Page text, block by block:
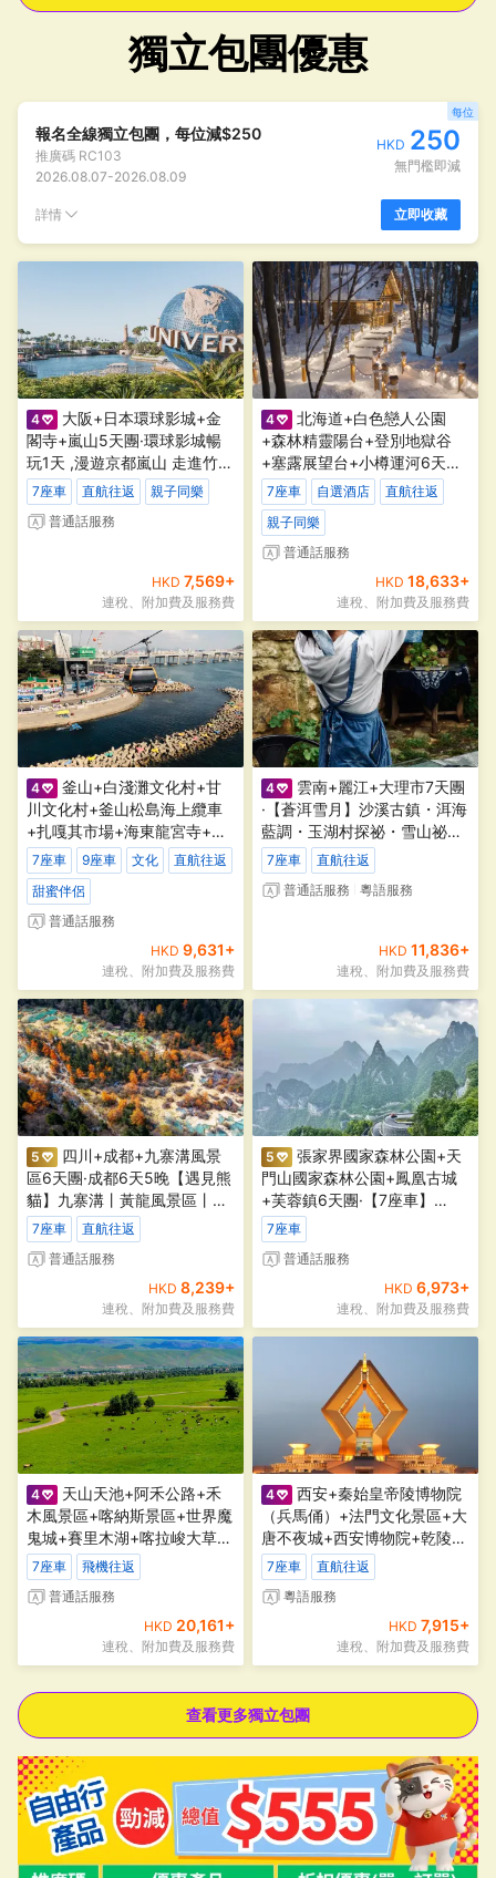
獨立包團優惠
報名全線獨立包團，每位減$250
推廣碼 RC103
2026.08.07-2026.08.09
HKD 250
無門檻即減
每位
詳情 立即收藏
4
大阪+日本環球影城+金
閣寺+嵐山5天團·環球影城暢
玩1天 ,漫遊京都嵐山 走進竹林
裡的田園夢【7座車，建議1-4
人】
7座車 直航往返
親子同樂
普通話服務
HKD 7,569+
連稅、附加費及服務費
4
北海道+白色戀人公園
+森林精靈陽台+登別地獄谷
+塞露展望台+小樽運河6天團
·【紫藤花】1晚洞爺湖温泉酒
店+小樽札幌、道央、道南 三
大區域經典景點全包【7座車
建議1-4人】
7座車 自選酒店
直航往返
親子同樂
普通話服務
HKD 18,633+
連稅、附加費及服務費
4
釜山+白淺灘文化村+甘
川文化村+釜山松島海上纜車
+扎嘎其市場+海東龍宮寺+海
雲台迎月路+海雲台藍線公園
列車5天團·【7/9座車1-4人】
｜1日海雲台甘川文化村線＋1
日太宗台＋白淺灘文化村＋鬆
7座車 9座車 文化
直航往返
甜蜜伴侶
普通話服務
HKD 9,631+
連稅、附加費及服務費
4
雲南+麗江+大理市7天團
·【蒼洱雪月】沙溪古鎮・洱海
藍調・玉湖村探祕・雪山祕境
深度遊【7座商務車，建議1-4
人出發】
7座車
直航往返
普通話服務 粵語服務
HKD 11,836+
連稅、附加費及服務費
5
四川+成都+九寨溝風景
區6天團·成都6天5晚【遇見熊
貓】九寨溝丨黃龍風景區丨都
江堰【7座商務車，建議1-4人
出行】
7座車
直航往返
普通話服務
HKD 8,239+
連稅、附加費及服務費
5
張家界國家森林公園+天
門山國家森林公園+鳳凰古城
+芙蓉鎮6天團·【7座車】
【玩】張家界森林公園： 盡覽
「阿凡達」峰林與天際雲海
+天門山森林公園：穿越雲海
7座車
普通話服務
HKD 6,973+
連稅、附加費及服務費
4
天山天池+阿禾公路+禾
木風景區+喀納斯景區+世界魔
鬼城+賽里木湖+喀拉峻大草原
+解憂公主薰衣草園+獨庫公路
+那拉提草原10天團·沉浸北疆
10天9晚私家團7座商務車（建
7座車
飛機往返
普通話服務
HKD 20,161+
連稅、附加費及服務費
4
西安+秦始皇帝陵博物院
（兵馬俑）+法門文化景區+大
唐不夜城+西安博物院+乾陵5
天團·全景西安、古文化遺址探
祕之旅。【7座車，粵語導
遊】
7座車
直航往返
粵語服務
HKD 7,915+
連稅、附加費及服務費
查看更多獨立包團